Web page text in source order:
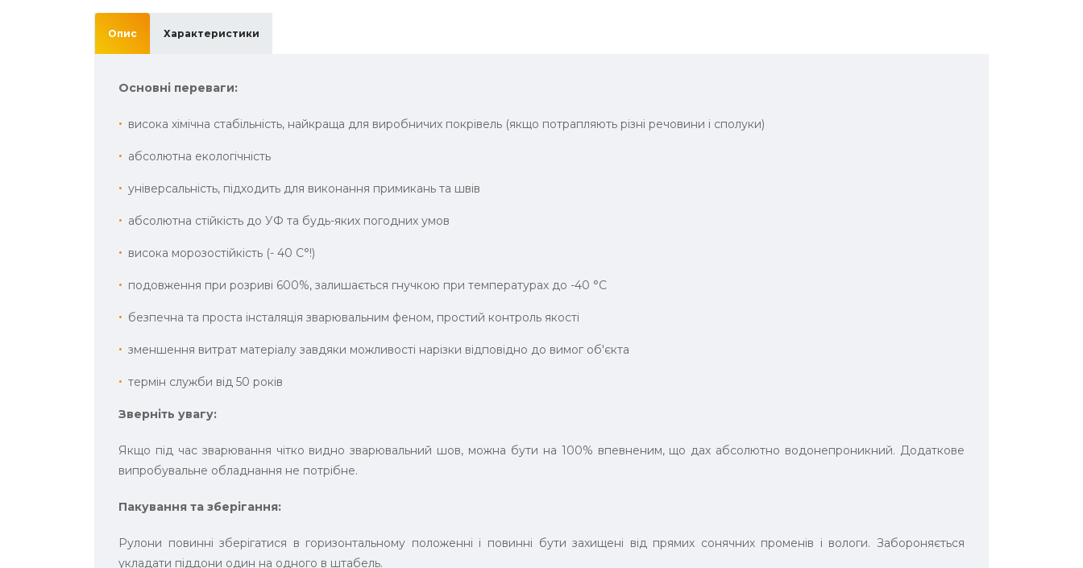
Опис Характеристики
Основні переваги:
висока хімічна стабільність, найкраща для виробничих покрівель (якщо потрапляють різні речовини і сполуки)
абсолютна екологічність
універсальність, підходить для виконання примикань та швів
абсолютна стійкість до УФ та будь-яких погодних умов
висока морозостійкість (- 40 С°!)
подовження при розриві 600%, залишається гнучкою при температурах до -40 °C
безпечна та проста інсталяція зварювальним феном, простий контроль якості
зменшення витрат матеріалу завдяки можливості нарізки відповідно до вимог об'єкта
термін служби від 50 років
Зверніть увагу:
Якщо під час зварювання чітко видно зварювальний шов, можна бути на 100% впевненим, що дах абсолютно водонепроникний. Додаткове
випробувальне обладнання не потрібне.
Пакування та зберігання:
Рулони повинні зберігатися в горизонтальному положенні і повинні бути захищені від прямих сонячних променів і вологи. Забороняється
укладати піддони один на одного в штабель.